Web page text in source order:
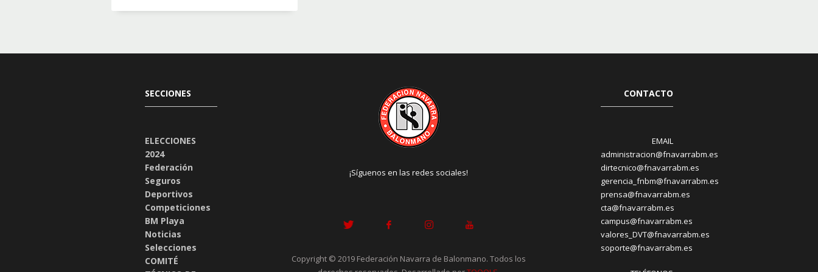
SECCIONES
ELECCIONES
2024
Federación
Seguros
Deportivos
Competiciones
BM Playa
Noticias
Selecciones
COMITÉ
¡Síguenos en las redes sociales!
Copyright © 2019 Federación Navarra de Balonmano. Todos los
CONTACTO
EMAIL
administracion@fnavarrabm.es
dirtecnico@fnavarrabm.es
gerencia_fnbm@fnavarrabm.es
prensa@fnavarrabm.es
cta@fnavarrabm.es
campus@fnavarrabm.es
valores_DVT@fnavarrabm.es
soporte@fnavarrabm.es